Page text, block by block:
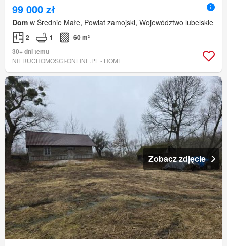
99 000 zł
Dom w Średnie Małe, Powiat zamojski, Województwo lubelskie
2 1
60 m²
30+ dni temu
NIERUCHOMOSCI-ONLINE.PL - HOME
Zobacz zdjęcie